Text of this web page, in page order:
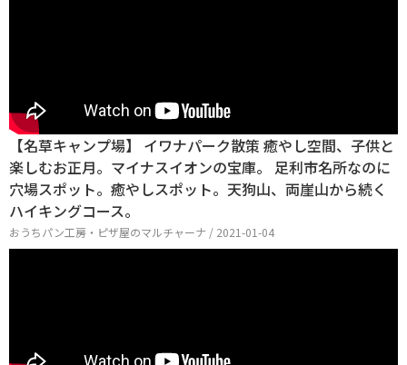
【名草キャンプ場】 イワナパーク散策 癒やし空間、子供と
楽しむお正月。マイナスイオンの宝庫。 足利市名所なのに
穴場スポット。癒やしスポット。天狗山、両崖山から続く
ハイキングコース。
おうちパン工房・ピザ屋のマルチャーナ / 2021-01-04